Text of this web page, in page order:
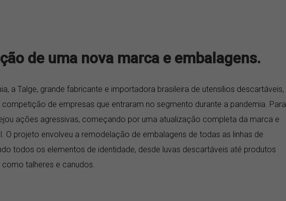
de uma nova marca e embalagens.
a Talge, grande fabricante e importadora brasileira de utensílios descartáveis,
competição de empresas que entraram no segmento durante a pandemia. Para
ações agressivas, começando por uma atualização completa da marca e
O projeto envolveu a remodelação de embalagens de todas as linhas de
todos os elementos de identidade, desde luvas descartáveis até produtos
como talheres e canudos.